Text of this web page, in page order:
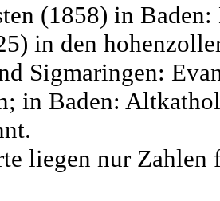
(1858) in
in den
Sigmaringen:
in Baden:
liegen nur Zahlen